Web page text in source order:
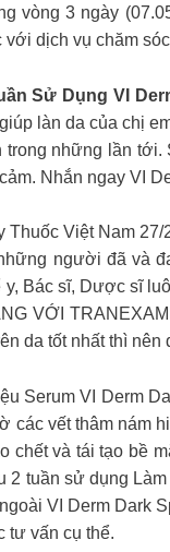
vòng 3 ngày
dịch vụ chăm
Sử Dụng VI
làn da của chị
trong những lần
Nhắn ngay VI
Việt Nam
người đã và
y, Bác sĩ, Dược sĩ
VỚI
da tốt nhất thì
Serum VI Derm
các vết thâm nám
chết và tái tạo bề
2 tuần sử dụng
VI Derm Dark
tư vấn cụ thể.